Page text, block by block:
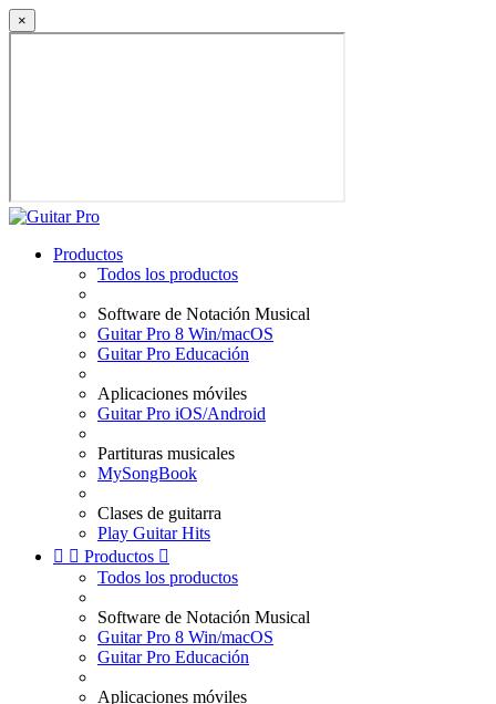
×
Productos
Todos los productos
Software de Notación Musical
Guitar Pro 8 Win/macOS
Guitar Pro Educación
Aplicaciones móviles
Guitar Pro iOS/Android
Partituras musicales
MySongBook
Clases de guitarra
Play Guitar Hits
  Productos 
Todos los productos
Software de Notación Musical
Guitar Pro 8 Win/macOS
Guitar Pro Educación
Aplicaciones móviles